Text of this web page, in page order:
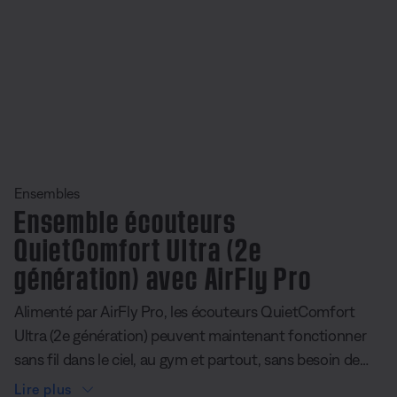
Ensembles
Ensemble écouteurs
QuietComfort Ultra (2e
génération) avec AirFly Pro
Alimenté par AirFly Pro, les écouteurs QuietComfort
Ultra (2e génération) peuvent maintenant fonctionner
sans fil dans le ciel, au gym et partout, sans besoin de
connexion Bluetooth®. Le petit transmetteur portable se
Lire plus